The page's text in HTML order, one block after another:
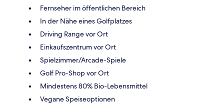
Fernseher im öffentlichen Bereich
In der Nähe eines Golfplatzes
Driving Range vor Ort
Einkaufszentrum vor Ort
Spielzimmer/Arcade-Spiele
Golf Pro-Shop vor Ort
Mindestens 80% Bio-Lebensmittel
Vegane Speiseoptionen